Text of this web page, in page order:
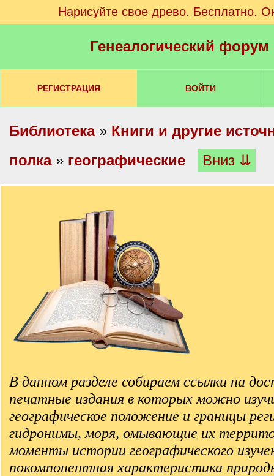
Нарисуйте свое древо. Бесплатно.
Генеалогический
РЕГИСТРАЦИЯ ВОЙТИ
Библиотека» Книги и другие
полка» географические Вниз ⇊
В данном разделе собираем ссылки на
печатные издания в которых можно
географическое положение и границы
гидронимы, моря, омывающие их
моменты истории географического
покомпонентная характеристика